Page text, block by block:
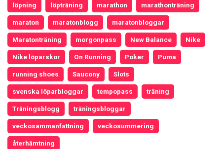
löpning löpträning marathon marathonträning
maraton maratonblogg maratonbloggar
Maratonträning morgonpass New Balance Nike
Nike löparskor On Running Poker Puma
running shoes Saucony Slots
svenska löparbloggar tempopass träning
Träningsblogg träningsbloggar
veckosammanfattning veckosummering
återhämtning